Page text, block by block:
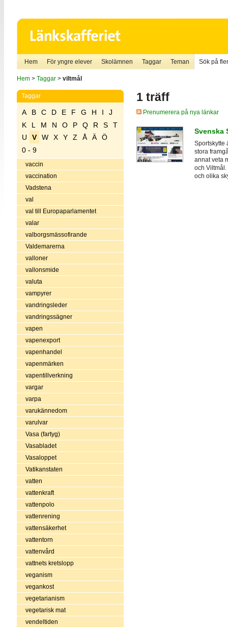
Hem För yngre elever Skolämnen Taggar Teman Sök på
Hem> Taggar> viltmål
Taggar
A B C D E F G H I
J
K
L M N O P Q R S
T
U
V W X Y Z Å Ä
Ö
0 - 9
vaccin
vaccination
Vadstena
val
val till Europaparlamentet
valar
valborgsmässofirande
Valdemarerna
valloner
vallonsmide
valuta
vampyrer
vandringsleder
vandringssägner
vapen
vapenexport
vapenhandel
vapenmärken
vapentillverkning
vargar
varpa
varukännedom
varulvar
Vasa (fartyg)
Vasabladet
Vasaloppet
Vatikanstaten
vatten
vattenkraft
vattenpolo
vattenrening
vattensäkerhet
vattentorn
vattenvård
vattnets kretslopp
veganism
vegankost
vegetarianism
vegetarisk mat
vendeltiden
1 träff
Prenumerera på nya länkar
Svenska
Sportskytte
stora
annat veta
och
och olika